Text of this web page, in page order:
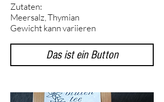
Zutaten:
Meersalz, Thymian
Gewicht kann variieren
Das ist ein Button